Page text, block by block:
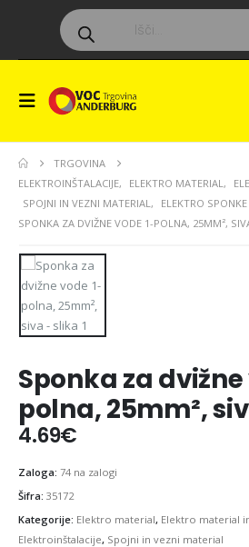
Products
search
TRGOVINA
ELEKTROINŠTALACIJE, ELEKTRO MATERIAL,
SPOJNI IN VEZNI MATERIAL,
ELEKTRO SPONKE
SPONKA ZA DVIŽNE VODE 1-POLNA, 25MM²,
Sponka za dvižne
polna, 25mm²,
4.69€
Zaloga: 74 na zalogi
Šifra: 35172
Kategorije: Elektro material, Elektro material
Elektroinštalacije, Spojni in vezni material